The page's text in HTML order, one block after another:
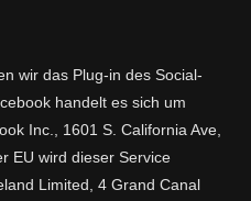
wir das Plug-in des Social-
handelt es sich um
Inc., 1601 S. California Ave,
EU wird dieser Service
Limited, 4 Grand Canal